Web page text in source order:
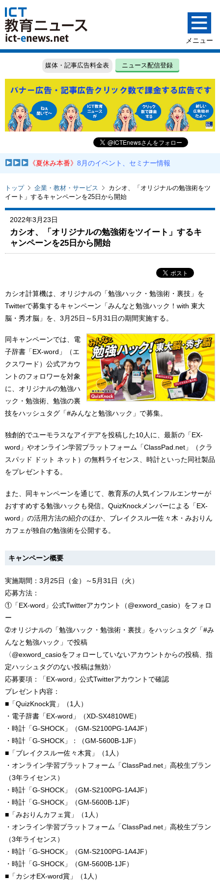
媒体・記事広告料金表 ニュース配信登録
《夏休み本番》8月のイベント、セミナー情報
トップ 企業・教材・サービス
カシオ、「オリジナルの勉強術をツ
イート」するキャンペーンを25日から開始
2022年3月23日
カシオ、「オリジナルの勉強術をツイート」するキ
ャンペーンを25日から開始
カシオ計算機は、オリジナルの「勉強ハック・勉強術・裏技」を
Twitterで募集するキャンペーン「みんなと勉強ハック！with 東大
脳・秀才脳」を、3月25日～5月31日の期間実施する。
同キャンペーンでは、電
子辞書「EX-word」（エ
クスワード）公式アカウ
ントのフォロワーを対象
に、オリジナルの勉強ハ
ック・勉強術、勉強の裏
技をハッシュタグ「#みんなと勉強ハック」で募集。
独創的でユーモラスなアイデアを投稿した10人に、最新の「EX-
word」やオンライン学習プラットフォーム「ClassPad.net」（クラ
スパッド ドット ネット）の無料ライセンス、時計といった同社製品
をプレゼントする。
また、同キャンペーンを通じて、教育系の人気インフルエンサーが
おすすめする勉強ハックも発信。QuizKnockメンバーによる「EX-
word」の活用方法の紹介のほか、ブレイクスルー佐々木・みおりん
カフェが独自の勉強術を公開する。
キャンペーン概要
実施期間：3月25日（金）～5月31日（火）
応募方法：
①「EX-word」公式Twitterアカウント（@exword_casio）をフォロ
ー
➁オリジナルの「勉強ハック・勉強術・裏技」をハッシュタグ「#み
んなと勉強ハック」で投稿
〈@exword_casioをフォローしていないアカウントからの投稿、指
定ハッシュタグのない投稿は無効〉
応募要項：「EX-word」公式Twitterアカウントで確認
プレゼント内容：
■「QuizKnock賞」（1人）
・電子辞書「EX-word」（XD-SX4810WE）
・時計「G-SHOCK」（GM-S2100PG-1A4JF）
・時計「G-SHOCK」：（GM-5600B-1JF）
■「ブレイクスルー佐々木賞」（1人）
・オンライン学習プラットフォーム「ClassPad.net」高校生プラン
（3年ライセンス）
・時計「G-SHOCK」（GM-S2100PG-1A4JF）
・時計「G-SHOCK」（GM-5600B-1JF）
■「みおりんカフェ賞」（1人）
・オンライン学習プラットフォーム「ClassPad.net」高校生プラン
（3年ライセンス）
・時計「G-SHOCK」（GM-S2100PG-1A4JF）
・時計「G-SHOCK」（GM-5600B-1JF）
■「カシオEX-word賞」（1人）